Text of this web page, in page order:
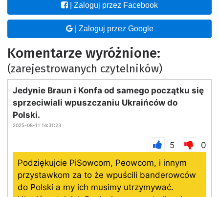
| Zaloguj przez Facebook
| Zaloguj przez Google
Komentarze wyróżnione:
(zarejestrowanych czytelników)
Jedynie Braun i Konfa od samego początku się
sprzeciwiali wpuszczaniu Ukraińców do
Polski.
2025-08-11 14:31:23
5
0
Podziękujcie PiSowcom, Peowcom, i innym
przystawkom za to że wpuścili banderowców
do Polski a my ich musimy utrzymywać.